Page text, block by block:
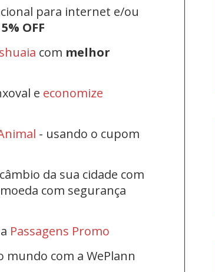
para internet e/ou
5% OFF
com melhor
e economize
- usando o cupom
da sua cidade com
com segurança
Passagens Promo
mundo com a WePlann